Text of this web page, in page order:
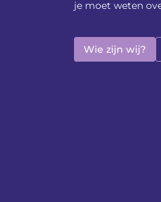
je moet weten
Wie zijn wij?